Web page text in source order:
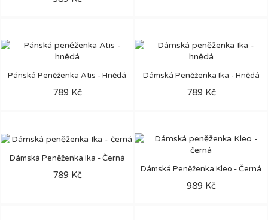
Pánská Peněženka Atis - Hnědá
789 Kč
Dámská Peněženka Ika - Hnědá
789 Kč
Dámská Peněženka Ika - Černá
789 Kč
Dámská Peněženka Kleo - Černá
989 Kč